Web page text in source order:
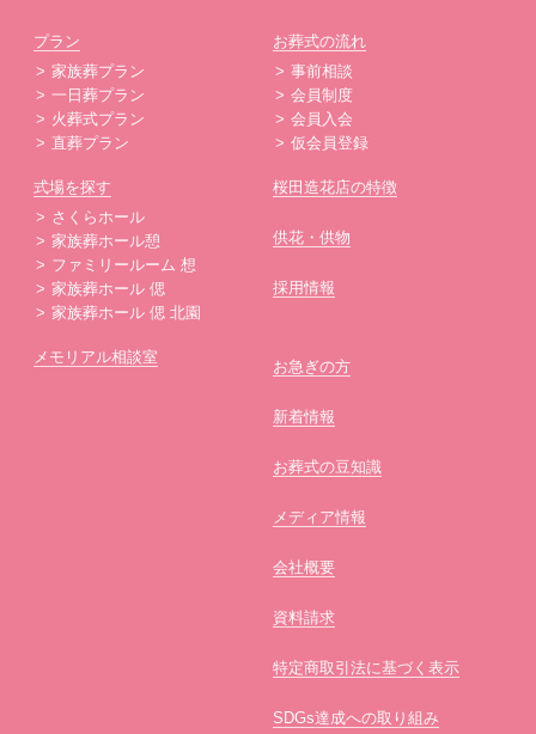
プラン
家族葬プラン
一日葬プラン
火葬式プラン
直葬プラン
式場を探す
さくらホール
家族葬ホール憩
ファミリールーム 想
家族葬ホール 偲
家族葬ホール 偲 北園
メモリアル相談室
お葬式の流れ
事前相談
会員制度
会員入会
仮会員登録
桜田造花店の特徴
供花・供物
採用情報
お急ぎの方
新着情報
お葬式の豆知識
メディア情報
会社概要
資料請求
特定商取引法に基づく表示
SDGs達成への取り組み